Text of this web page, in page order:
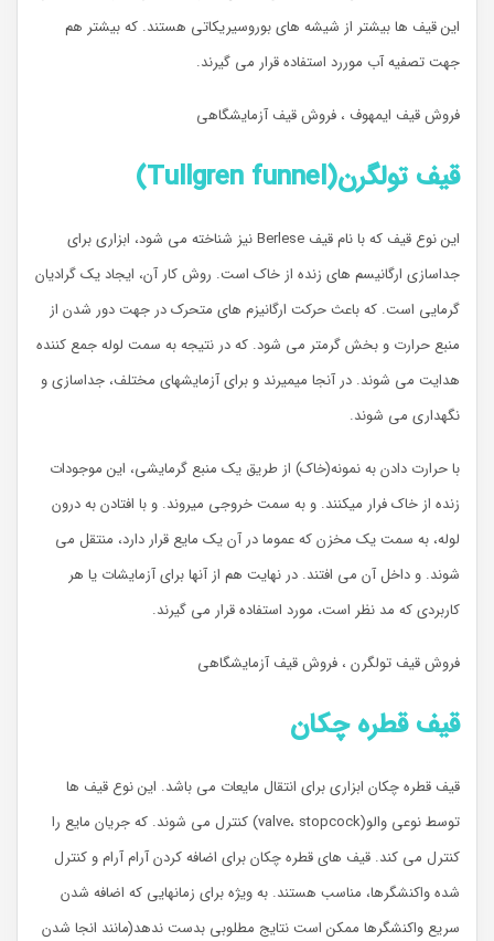
این قیف ها بیشتر از شیشه های بوروسیریکاتی هستند. که بیشتر هم
جهت تصفیه آب موررد استفاده قرار می گیرند.
فروش قیف ایمهوف ، فروش قیف آزمایشگاهی
قیف تولگرن(Tullgren funnel)
این نوع قیف که با نام قیف Berlese نیز شناخته می شود، ابزاری برای
جداسازی ارگانیسم های زنده از خاک است. روش کار آن، ایجاد یک گرادیان
گرمایی است. که باعث حرکت ارگانیزم های متحرک در جهت دور شدن از
منبع حرارت و بخش گرمتر می شود. که در نتیجه به سمت لوله جمع کننده
هدایت می شوند. در آنجا میمیرند و برای آزمایشهای مختلف، جداسازی و
نگهداری می شوند.
با حرارت دادن به نمونه(خاک) از طریق یک منبع گرمایشی، این موجودات
زنده از خاک فرار میکنند. و به سمت خروجی میروند. و با افتادن به درون
لوله، به سمت یک مخزن که عموما در آن یک مایع قرار دارد، منتقل می
شوند. و داخل آن می افتند. در نهایت هم از آنها برای آزمایشات یا هر
کاربردی که مد نظر است، مورد استفاده قرار می گیرند.
فروش قیف تولگرن ، فروش قیف آزمایشگاهی
قیف قطره چکان
قیف قطره چکان ابزاری برای انتقال مایعات می باشد. این نوع قیف ها
توسط نوعی والو(valve، stopcock) کنترل می شوند. که جریان مایع را
کنترل می کند. قیف های قطره چکان برای اضافه کردن آرام آرام و کنترل
شده واکنشگرها، مناسب هستند. به ویژه برای زمانهایی که اضافه شدن
سریع واکنشگرها ممکن است نتایج مطلوبی بدست ندهد(مانند انجا شدن